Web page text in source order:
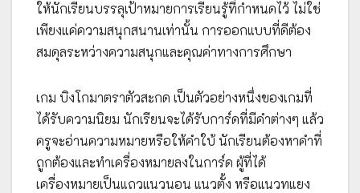
ให้นักเรียนบรรลุเป้าหมายการเรียนรู้ที่กำหนดไว้ ไม่ใช่
เพียงแค่ความสนุกสนานเท่านั้น การออกแบบที่ดีต้อง
สมดุลระหว่างความสนุกและคุณค่าทางการศึกษา
เกม บิงโกมาตราตัวสะกด เป็นตัวอย่างหนึ่งของเกมที่
ได้รับความนิยม นักเรียนจะได้รับการ์ดที่มีคำต่างๆ แล้ว
ครูจะอ่านความหมายหรือให้คำใบ้ นักเรียนต้องหาคำที่
ถูกต้องและทำเครื่องหมายลงในการ์ด ผู้ที่ได้
เครื่องหมายเป็นแถวแนวนอน แนวตั้ง หรือแนวทแยง